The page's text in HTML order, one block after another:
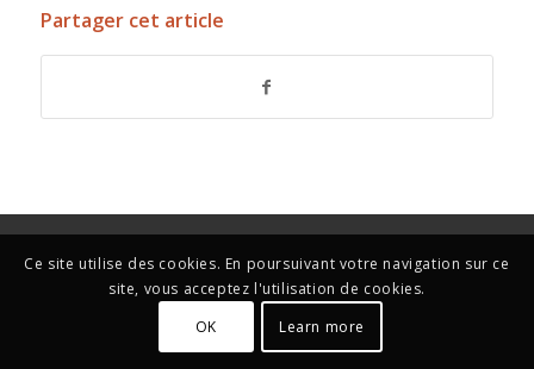
Partager cet article
Ce site utilise des cookies. En poursuivant votre navigation sur ce
site, vous acceptez l'utilisation de cookies.
OK
Learn more